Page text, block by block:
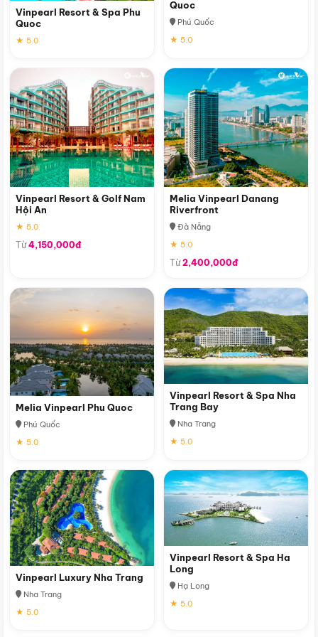
Vinpearl Resort & Spa Phu
Quoc
★ 5.0
Quoc
Phú Quốc
★ 5.0
Vinpearl Resort & Golf Nam
Hội An
★ 5.0
Từ4,150,000đ
Melia Vinpearl Danang
Riverfront
Đà Nẵng
★ 5.0
Từ2,400,000đ
Melia Vinpearl Phu Quoc
Phú Quốc
★ 5.0
Vinpearl Resort & Spa Nha
Trang Bay
Nha Trang
★ 5.0
Vinpearl Luxury Nha Trang
Nha Trang
★ 5.0
Vinpearl Resort & Spa Ha
Long
Hạ Long
★ 5.0